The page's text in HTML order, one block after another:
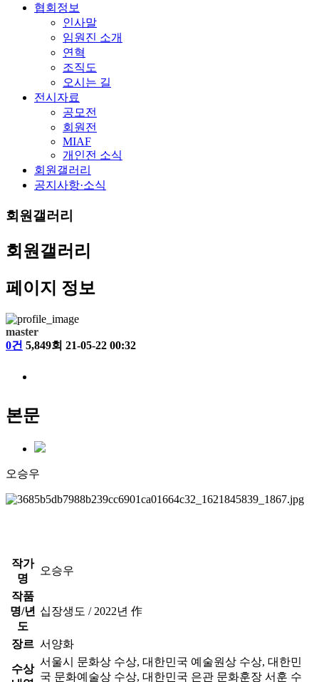
협회정보
인사말
임원진 소개
연혁
조직도
오시는 길
전시자료
공모전
회원전
MIAF
개인전 소식
회원갤러리
공지사항·소식
회원갤러리
회원갤러리
페이지 정보
master
0건 5,849회 21-05-22 00:32
본문
오승우
작가
명
오승우
작품
명/년
도
십장생도 / 2022년 作
장르 서양화
수상
서울시 문화상 수상, 대한민국 예술원상 수상, 대한민
국 문화예술상 수상, 대한민국 은관 문화훈장 서훈 수